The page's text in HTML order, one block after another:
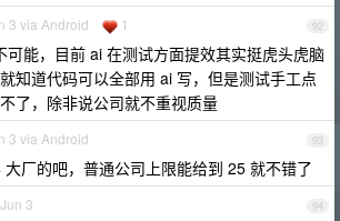
92
3 via Android 1
可能，目前 ai 在测试方面提效其实挺虎头虎脑
知道代码可以全部用 ai 写，但是测试手工点
了，除非说公司就不重视质量
93
3 via Android
大厂的吧，普通公司上限能给到 25 就不错了
94
Jun 3